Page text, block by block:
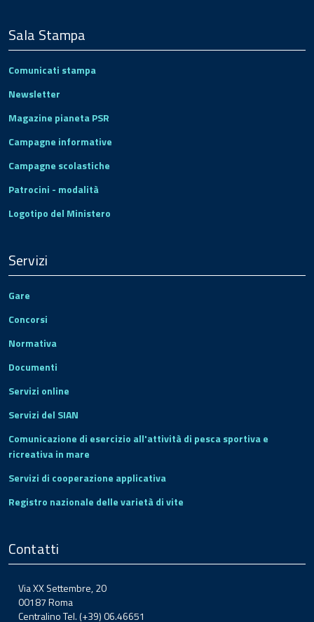
Sala Stampa
Comunicati stampa
Newsletter
Magazine pianeta PSR
Campagne informative
Campagne scolastiche
Patrocini - modalità
Logotipo del Ministero
Servizi
Gare
Concorsi
Normativa
Documenti
Servizi online
Servizi del SIAN
Comunicazione di esercizio all'attività di pesca sportiva e
ricreativa in mare
Servizi di cooperazione applicativa
Registro nazionale delle varietà di vite
Contatti
Via XX Settembre, 20
00187 Roma
Centralino Tel. (+39) 06.46651